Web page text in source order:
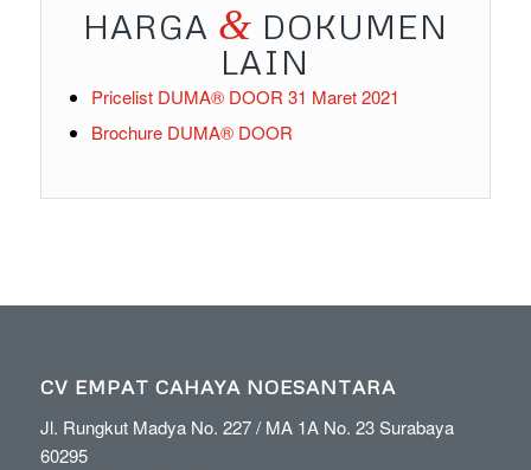
HARGA & DOKUMEN
LAIN
Pricelist DUMA® DOOR 31 Maret 2021
Brochure DUMA® DOOR
CV EMPAT CAHAYA NOESANTARA
Jl. Rungkut Madya No. 227 / MA 1A No. 23 Surabaya
60295